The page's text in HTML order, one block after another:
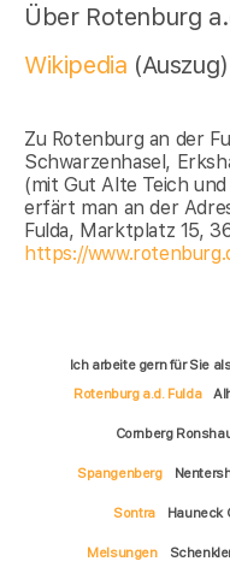
Über Rotenburg
Wikipedia (Auszug)
Zu Rotenburg an der
Schwarzenhasel,
(mit Gut Alte Teich
erfärt man an der
Fulda, Marktplatz 15,
https://
Ich arbeite gern für Sie
Rotenburg a.d. Fulda
Cornberg
Spangenberg
Sontra Hauneck
Melsungen